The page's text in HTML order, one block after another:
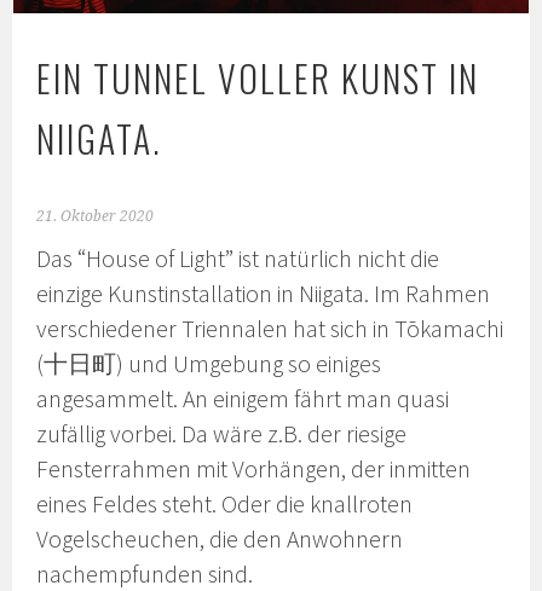
EIN TUNNEL VOLLER KUNST IN
NIIGATA.
21. Oktober 2020
Das “House of Light” ist natürlich nicht die
einzige Kunstinstallation in Niigata. Im Rahmen
verschiedener Triennalen hat sich in Tōkamachi
(十日町) und Umgebung so einiges
angesammelt. An einigem fährt man quasi
zufällig vorbei. Da wäre z.B. der riesige
Fensterrahmen mit Vorhängen, der inmitten
eines Feldes steht. Oder die knallroten
Vogelscheuchen, die den Anwohnern
nachempfunden sind.